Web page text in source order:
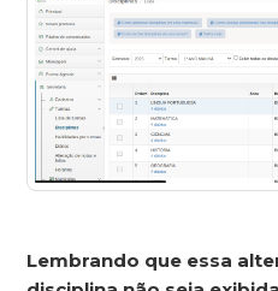
Lembrando que essa